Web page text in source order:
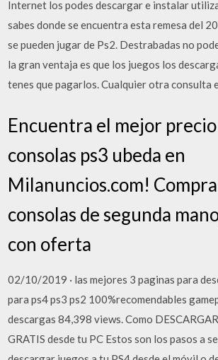
Internet los podes descargar e instalar
sabes donde se encuentra esta remesa del
se pueden jugar de Ps2. Destrabadas no
la gran ventaja es que los juegos los
tenes que pagarlos. Cualquier otra consulta
Encuentra el mejor
consolas ps3 ubeda en
Milanuncios.com!
consolas de segunda
con oferta
02/10/2019 · las mejores 3 paginas para
para ps4 ps3 ps2 100%recomendables
descargas 84,398 views. Como
GRATIS desde tu PC Estos son los pasos a